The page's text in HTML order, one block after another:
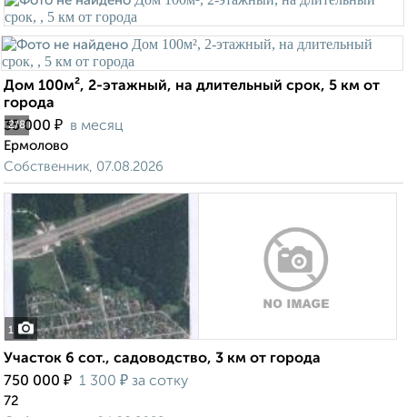
2/8
Дом 100м², 2-этажный, на длительный срок, 5 км от
города
35 000 ₽ в месяц
Ермолово
Собственник, 07.08.2026
1
Участок 6 сот., садоводство, 3 км от города
750 000 ₽ 1 300 ₽ за сотку
72